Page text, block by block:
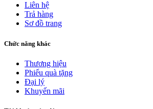
Liên hệ
Trả hàng
Sơ đồ trang
Chức năng khác
Thương hiệu
Phiếu quà tặng
Đại lý
Khuyến mãi